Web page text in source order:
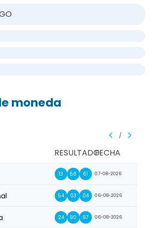
moneda
/
RESULTADOFECHA
13 58 61 07-08-2026
54 03 04 06-08-2026
24 90 97 06-08-2026